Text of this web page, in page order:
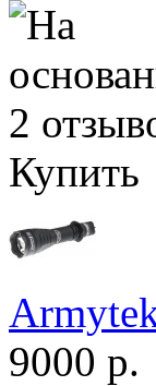
Купить
9000 р.